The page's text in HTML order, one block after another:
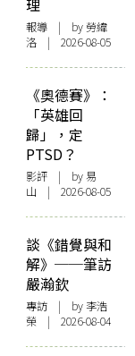
理
報導 | by 勞緯
洛 | 2026-08-05
《奧德賽》：
「英雄回
歸」，定
PTSD？
影評 | by 易
山 | 2026-08-05
談《錯覺與和
解》──筆訪
嚴瀚欽
專訪 | by 李浩
榮 | 2026-08-04